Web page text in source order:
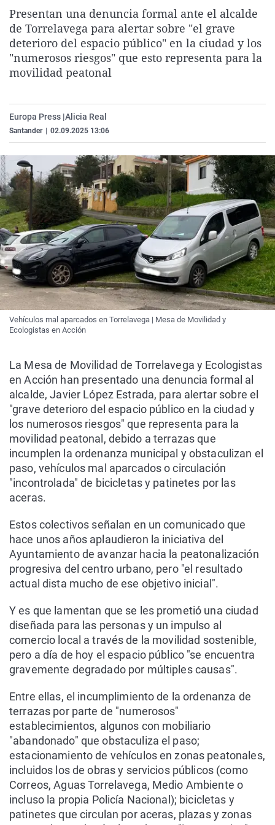
La rosa de los vientos
Gente viajera
Como el perro y el
Caso
Retornados
Equipo de
Extremadura
Galicia
La Rioja
Virales
Televisión
Elecciones
Presentan una denuncia formal ante el alcalde
de Torrelavega para alertar sobre "el grave
deterioro del espacio público" en la ciudad y los
"numerosos riesgos" que esto representa para la
movilidad peatonal
Europa Press |Alicia Real
Santander 02.09.2025 13:06
Vehículos mal aparcados en Torrelavega | Mesa de Movilidad y
Ecologistas en Acción
La Mesa de Movilidad de Torrelavega y Ecologistas
en Acción han presentado una denuncia formal al
alcalde, Javier López Estrada, para alertar sobre el
"grave deterioro del espacio público en la ciudad y
los numerosos riesgos" que representa para la
movilidad peatonal, debido a terrazas que
incumplen la ordenanza municipal y obstaculizan el
paso, vehículos mal aparcados o circulación
"incontrolada" de bicicletas y patinetes por las
aceras.
Estos colectivos señalan en un comunicado que
hace unos años aplaudieron la iniciativa del
Ayuntamiento de avanzar hacia la peatonalización
progresiva del centro urbano, pero "el resultado
actual dista mucho de ese objetivo inicial".
Y es que lamentan que se les prometió una ciudad
diseñada para las personas y un impulso al
comercio local a través de la movilidad sostenible,
pero a día de hoy el espacio público "se encuentra
gravemente degradado por múltiples causas".
Entre ellas, el incumplimiento de la ordenanza de
terrazas por parte de "numerosos"
establecimientos, algunos con mobiliario
"abandonado" que obstaculiza el paso;
estacionamiento de vehículos en zonas peatonales,
incluidos los de obras y servicios públicos (como
Correos, Aguas Torrelavega, Medio Ambiente o
incluso la propia Policía Nacional); bicicletas y
patinetes que circulan por aceras, plazas y zonas